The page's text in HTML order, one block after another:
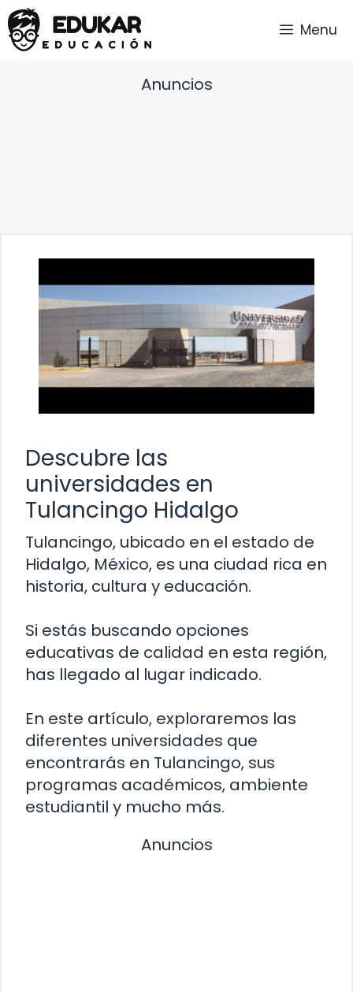
Saltar
al
contenido
Menu
Anuncios
Descubre las
universidades en
Tulancingo Hidalgo
Tulancingo, ubicado en el estado de
Hidalgo, México, es una ciudad rica en
historia, cultura y educación.
Si estás buscando opciones
educativas de calidad en esta región,
has llegado al lugar indicado.
En este artículo, exploraremos las
diferentes universidades que
encontrarás en Tulancingo, sus
programas académicos, ambiente
estudiantil y mucho más.
Anuncios